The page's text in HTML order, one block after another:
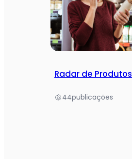
Radar de Produtos
44publicações